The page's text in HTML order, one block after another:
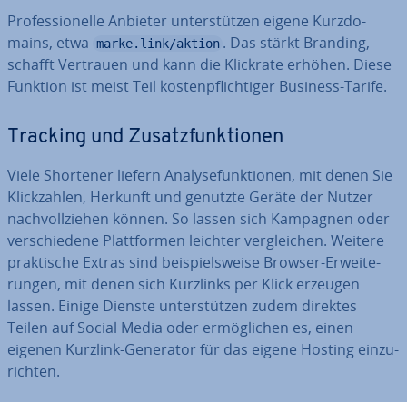
Pro­fes­sio­nel­le Anbieter un­ter­stüt­zen eigene Kurz­do­
mains, etwa marke.link/aktion . Das stärkt Branding,
schafft Vertrauen und kann die Klickrate erhöhen. Diese
Funktion ist meist Teil kos­ten­pflich­ti­ger Business-Tarife.
Tracking und Zu­satz­funk­tio­nen
Viele Shortener liefern Ana­ly­se­funk­tio­nen, mit denen Sie
Klick­zah­len, Herkunft und genutzte Geräte der Nutzer
nach­voll­zie­hen können. So lassen sich Kampagnen oder
ver­schie­de­ne Platt­for­men leichter ver­glei­chen. Weitere
prak­ti­sche Extras sind bei­spiels­wei­se Browser-Er­wei­te­
run­gen, mit denen sich Kurzlinks per Klick erzeugen
lassen. Einige Dienste un­ter­stüt­zen zudem direktes
Teilen auf Social Media oder er­mög­li­chen es, einen
eigenen Kurzlink-Generator für das eigene Hosting ein­zu­
rich­ten.